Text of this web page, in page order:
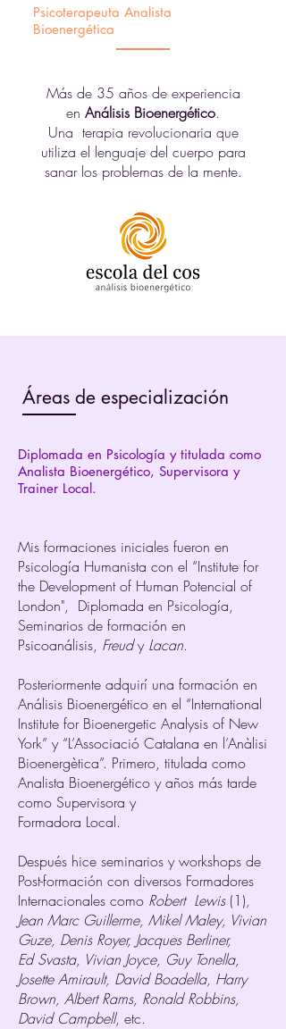
Psicoterapeuta Analista
Bioenergética
Más de 35 años de experiencia
en Análisis Bioenergético.
Una terapia revolucionaria que
utiliza el lenguaje del cuerpo para
sanar los problemas de la mente.
Áreas de especialización
Diplomada en Psicología y titulada como
Analista Bioenergético, Supervisora y
Trainer Local.
Mis formaciones iniciales fueron en
Psicología Humanista con el “Institute for
the Development of Human Potencial of
London", Diplomada en Psicología,
Seminarios de formación en
Psicoanálisis, Freudy Lacan.
Posteriormente adquirí una formación en
Análisis Bioenergético en el “International
Institute for Bioenergetic Analysis of New
York” y “L’Associació Catalana en l’Anàlisi
Bioenergètica”. Primero, titulada como
Analista Bioenergético y años más tarde
como Supervisora y
Formadora Local.
Después hice seminarios y workshops de
Post-formación con diversos Formadores
Internacionales como Robert Lewis (1),
Jean Marc Guillerme, Mikel Maley, Vivian
Guze, Denis Royer, Jacques Berliner,
Ed Svasta, Vivian Joyce, Guy Tonella,
Josette Amirault, David Boadella, Harry
Brown, Albert Rams, Ronald Robbins,
David Campbell, etc.